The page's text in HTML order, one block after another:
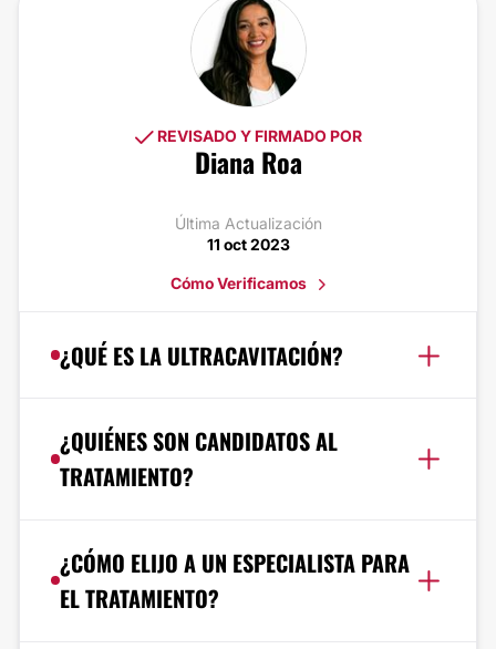
REVISADO Y FIRMADO POR
Diana Roa
Última Actualización
11 oct 2023
Cómo Verificamos
¿QUÉ ES LA ULTRACAVITACIÓN?
¿QUIÉNES SON CANDIDATOS AL
TRATAMIENTO?
¿CÓMO ELIJO A UN ESPECIALISTA PARA
EL TRATAMIENTO?